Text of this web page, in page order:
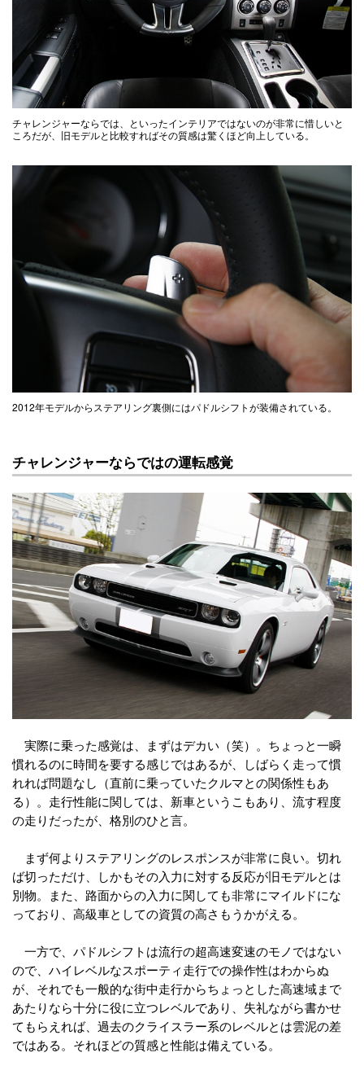
チャレンジャーならでは、といったインテリアではないのが非常に惜しいと
ころだが、旧モデルと比較すればその質感は驚くほど向上している。
2012年モデルからステアリング裏側にはパドルシフトが装備されている。
チャレンジャーならではの運転感覚
実際に乗った感覚は、まずはデカい（笑）。ちょっと一瞬
慣れるのに時間を要する感じではあるが、しばらく走って慣
れれば問題なし（直前に乗っていたクルマとの関係性もあ
る）。走行性能に関しては、新車というこもあり、流す程度
の走りだったが、格別のひと言。
まず何よりステアリングのレスポンスが非常に良い。切れ
ば切っただけ、しかもその入力に対する反応が旧モデルとは
別物。また、路面からの入力に関しても非常にマイルドにな
っており、高級車としての資質の高さもうかがえる。
一方で、パドルシフトは流行の超高速変速のモノではない
ので、ハイレベルなスポーティ走行での操作性はわからぬ
が、それでも一般的な街中走行からちょっとした高速域まで
あたりなら十分に役に立つレベルであり、失礼ながら書かせ
てもらえれば、過去のクライスラー系のレベルとは雲泥の差
ではある。それほどの質感と性能は備えている。